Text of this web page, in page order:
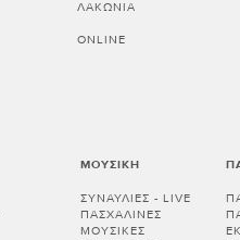
ΛΑΚΩΝΊΑ
ONLINE
ΜΟΥΣΙΚΉ
ΣΥΝΑΥΛΊΕΣ - LIVE
ΠΑΣΧΑΛΙΝΈΣ
ΜΟΥΣΙΚΈΣ